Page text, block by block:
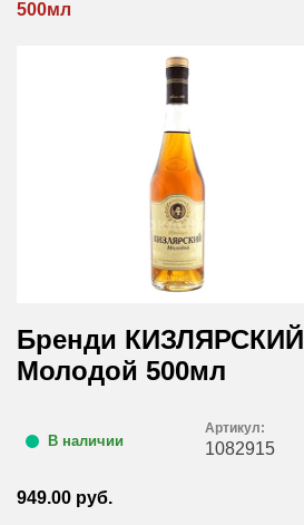
500мл
Бренди КИЗЛЯРСКИЙ
Молодой 500мл
В наличии
Артикул:
1082915
949.00 руб.